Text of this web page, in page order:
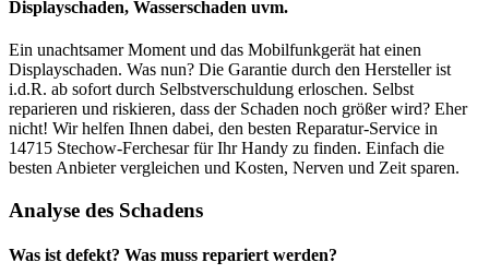
Displayschaden, Wasserschaden uvm.
Ein unachtsamer Moment und das Mobilfunkgerät hat einen
Displayschaden. Was nun? Die Garantie durch den Hersteller ist
i.d.R. ab sofort durch Selbstverschuldung erloschen. Selbst
reparieren und riskieren, dass der Schaden noch größer wird? Eher
nicht! Wir helfen Ihnen dabei, den besten Reparatur-Service in
14715 Stechow-Ferchesar für Ihr Handy zu finden. Einfach die
besten Anbieter vergleichen und Kosten, Nerven und Zeit sparen.
Analyse des Schadens
Was ist defekt? Was muss repariert werden?